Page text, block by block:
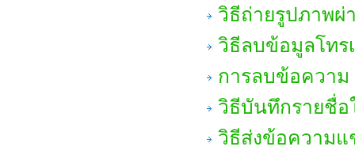
วิธีถ่ายรูปภาพผ่
วิธีลบข้อมูลโทร
การลบข้อความ
วิธีบันทึกรายชื่
วิธีส่งข้อความแ